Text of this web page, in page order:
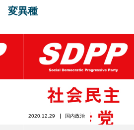
変異種
2020.12.29 国内政治